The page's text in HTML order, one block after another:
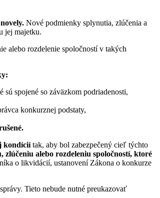
Nové podmienky splynutia, zlúčenia a
jej majetku.
alebo rozdelenie spoločností v takých
sú spojené so záväzkom podriadenosti,
konkurznej podstaty,
kondíciítak, aby bol zabezpečený cieľ týchto
alebo rozdeleniu spoločností, ktoré
o likvidácií, ustanovení Zákona o konkurze
Tieto nebude nutné preukazovať